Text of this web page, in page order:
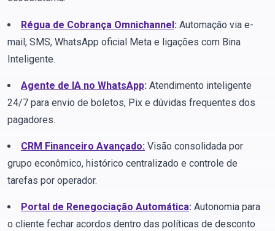
Régua de Cobrança Omnichannel : Automação via e-
mail, SMS, WhatsApp oficial Meta e ligações com Bina
Inteligente.
Agente de IA no WhatsApp: Atendimento inteligente
24/7 para envio de boletos, Pix e dúvidas frequentes dos
pagadores.
CRM Financeiro Avançado: Visão consolidada por
grupo econômico, histórico centralizado e controle de
tarefas por operador.
Portal de Renegociação Automática: Autonomia para
o cliente fechar acordos dentro das políticas de desconto